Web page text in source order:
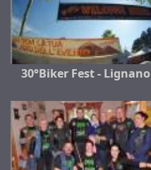
30°Biker Fest - Lignano